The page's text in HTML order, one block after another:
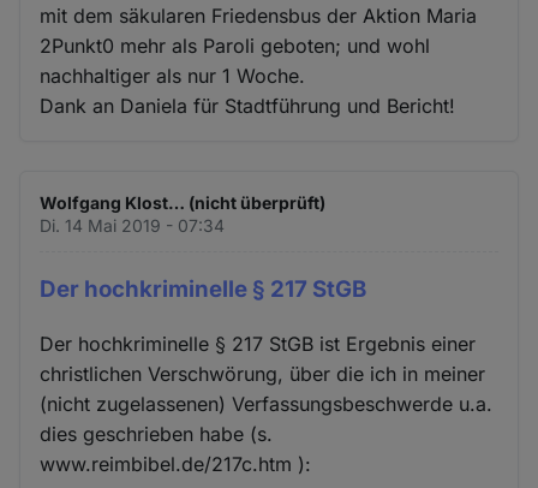
mit dem säkularen Friedensbus der Aktion Maria
2Punkt0 mehr als Paroli geboten; und wohl
nachhaltiger als nur 1 Woche.
Dank an Daniela für Stadtführung und Bericht!
Wolfgang Klost… (nicht überprüft)
Di. 14 Mai 2019 - 07:34
Der hochkriminelle § 217 StGB
Der hochkriminelle § 217 StGB ist Ergebnis einer
christlichen Verschwörung, über die ich in meiner
(nicht zugelassenen) Verfassungsbeschwerde u.a.
dies geschrieben habe (s.
www.reimbibel.de/217c.htm ):